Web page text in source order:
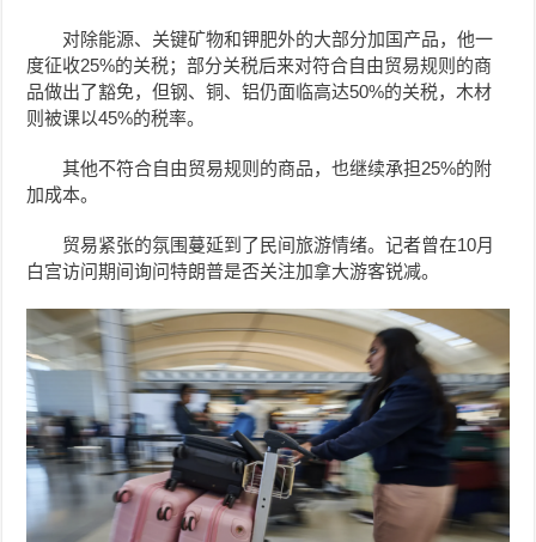
对除能源、关键矿物和钾肥外的大部分加国产品，他一
度征收25%的关税；部分关税后来对符合自由贸易规则的商
品做出了豁免，但钢、铜、铝仍面临高达50%的关税，木材
则被课以45%的税率。
其他不符合自由贸易规则的商品，也继续承担25%的附
加成本。
贸易紧张的氛围蔓延到了民间旅游情绪。记者曾在10月
白宫访问期间询问特朗普是否关注加拿大游客锐减。